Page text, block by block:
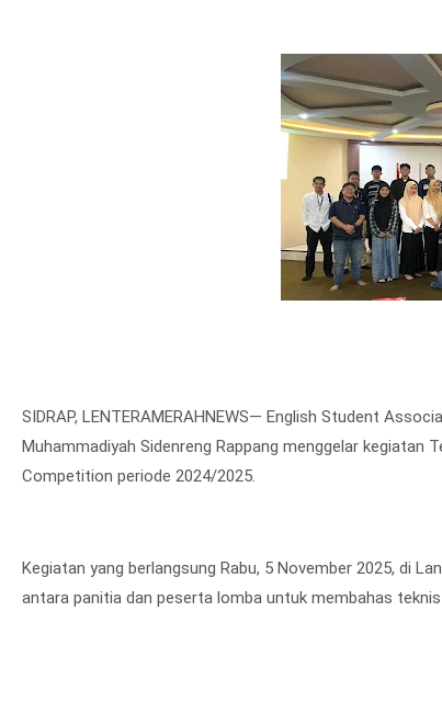
SIDRAP, LENTERAMERAHNEWS— English Student
Muhammadiyah Sidenreng Rappang menggelar kegiatan
Competition periode 2024/2025.
Kegiatan yang berlangsung Rabu, 5 November 2025, di
antara panitia dan peserta lomba untuk membahas